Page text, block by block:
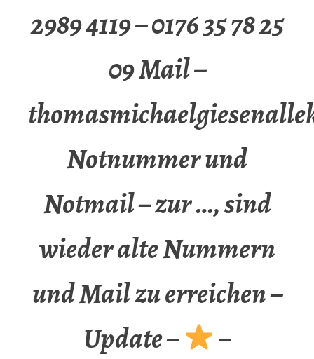
2989 4119 – 0176 35 78 25
09 Mail –
Notnummer und
Notmail – zur …, sind
wieder alte Nummern
und Mail zu erreichen –
Update –
–